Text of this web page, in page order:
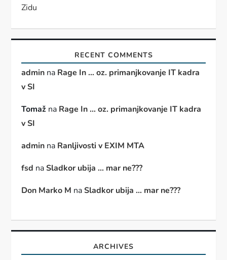
Zidu
RECENT COMMENTS
admin na Rage In … oz. primanjkovanje IT kadra
v SI
Tomaž na Rage In … oz. primanjkovanje IT kadra
v SI
admin na Ranljivosti v EXIM MTA
fsd naSladkor ubija … mar ne???
Don Marko M naSladkor ubija … mar ne???
ARCHIVES